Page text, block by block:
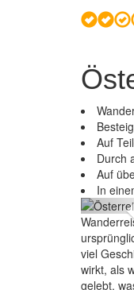
Auf
Durch
Auf
In
– Wandern & Kultur
viel
wirkt, als
gelebt,